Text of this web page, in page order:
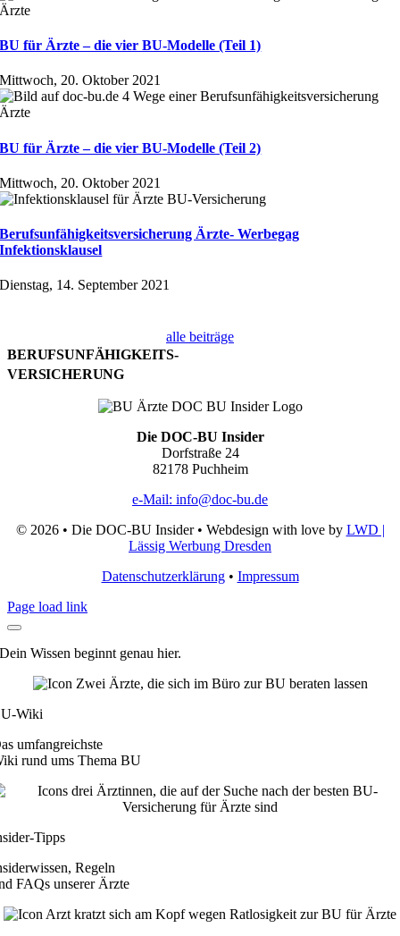
BU für Ärzte – die vier BU-Modelle (Teil 1)
Mittwoch, 20. Oktober 2021
BU für Ärzte – die vier BU-Modelle (Teil 2)
Mittwoch, 20. Oktober 2021
Berufs­unfähig­keitsver­sicherung Ärzte- Werbegag
Infektionsklausel
Dienstag, 14. September 2021
alle beiträge
BERUFSUNFÄHIGKEITS-
VERSICHERUNG
Die DOC-BU Insider
Dorfstraße 24
82178 Puchheim
e-Mail: info@doc-bu.de
© 2026 • Die DOC-BU Insider • Webdesign with love by LWD |
Lässig Werbung Dresden
Datenschutzerklärung• Impressum
Page load link
Dein Wissen beginnt genau hier.
Wiki
umfangreichste
rund ums Thema BU
Tipps
Regeln
FAQs unserer Ärzte